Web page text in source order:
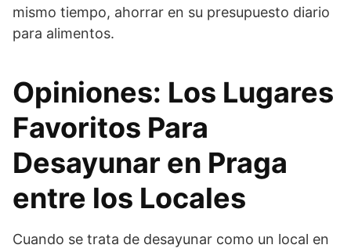
mismo tiempo, ahorrar en su presupuesto diario
para alimentos.
Opiniones: Los Lugares
Favoritos Para
Desayunar en Praga
entre los Locales
Cuando se trata de desayunar como un local en